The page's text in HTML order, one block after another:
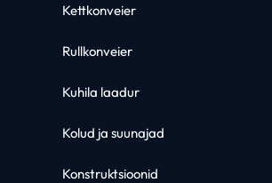
Kettkonveier
Rullkonveier
Kuhila laadur
Kolud ja suunajad
Konstruktsioonid